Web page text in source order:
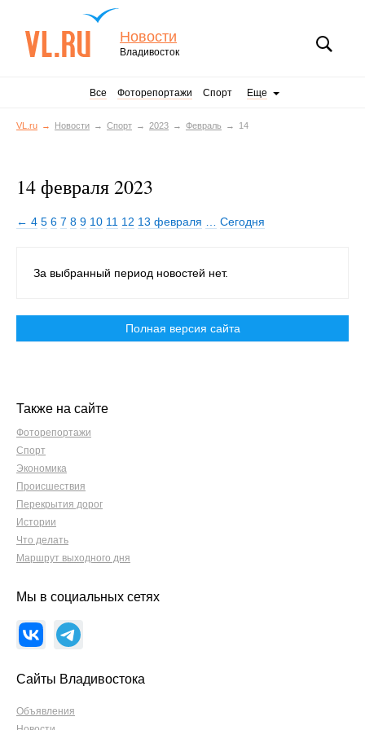
Новости
Владивосток
Все Фоторепортажи Спорт Еще
VL.ru Новости Спорт 2023 Февраль 14
14 февраля 2023
← 4 5 6 7 8 9 10 11 12 13 февраля Сегодня
За выбранный период новостей нет.
Полная версия сайта
Также на сайте
Фоторепортажи
Спорт
Экономика
Происшествия
Перекрытия дорог
Истории
Что делать
Маршрут выходного дня
Мы в социальных сетях
Сайты Владивостока
Объявления